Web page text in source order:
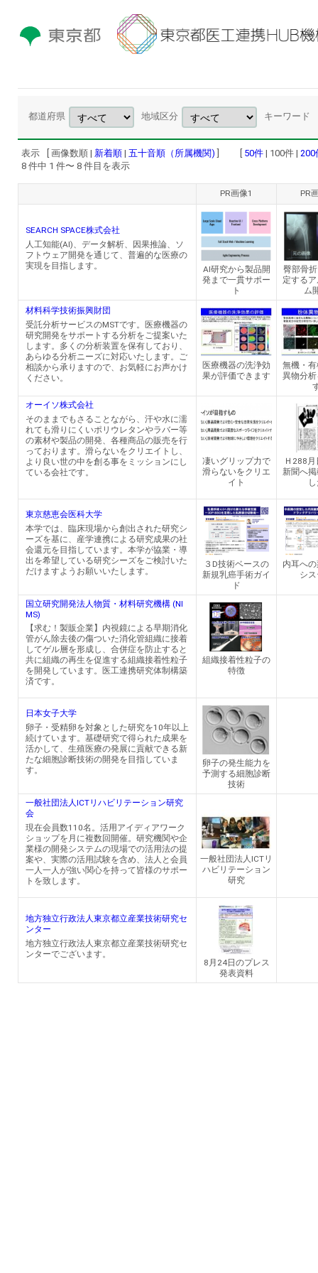
都道府県 地域区分 キーワード
表示 [ 画像数順 | 新着順 | 五十音順（所属機関) 50件 | 100件 | 200
8 件中 1 件〜 8 件目を表示
PR画像1 PR
SEARCH SPACE株式会社
人工知能(AI)、データ解析、因果推論、ソ
フトウェア開発を通じて、普遍的な医療の
実現を目指します。
AI研究から製品開
発まで一貫サポー
ト
臀部骨
定する
ム
材料科学技術振興財団
受託分析サービスのMSTです。医療機器の
研究開発をサポートする分析をご提案いた
します。多くの分析装置を保有しており、
あらゆる分析ニーズに対応いたします。ご
相談から承りますので、お気軽にお声かけ
ください。
医療機器の洗浄効
果が評価できます
無機・
異物分
オーイソ株式会社
そのままでもさることながら、汗や水に濡
れても滑りにくいポリウレタンやラバー等
の素材や製品の開発、各種商品の販売を行
っております。滑らないをクリエイトし、
より良い世の中を創る事をミッションにし
ている会社です。
凄いグリップ力で
滑らないをクリエ
イト
Ｈ288
新聞へ
東京慈恵会医科大学
本学では、臨床現場から創出された研究シ
ーズを基に、産学連携による研究成果の社
会還元を目指しています。本学が協業・導
出を希望している研究シーズをご検討いた
だけますようお願いいたします。
３D技術ベースの
新規乳癌手術ガイ
ド
内耳へ
シ
国立研究開発法人物質・材料研究機構 (NI
MS)
【求む！製販企業】内視鏡による早期消化
管がん除去後の傷ついた消化管組織に接着
してゲル層を形成し、合併症を防止すると
共に組織の再生を促進する組織接着性粒子
を開発しています。医工連携研究体制構築
済です。
組織接着性粒子の
特徴
日本女子大学
卵子・受精卵を対象とした研究を10年以上
続けています。基礎研究で得られた成果を
活かして、生殖医療の発展に貢献できる新
たな細胞診断技術の開発を目指していま
す。
卵子の発生能力を
予測する細胞診断
技術
一般社団法人ICTリハビリテーション研究
会
現在会員数110名。活用アイディアワーク
ショップを月に複数回開催。研究機関や企
業様の開発システムの現場での活用法の提
案や、実際の活用試験を含め、法人と会員
一人一人が強い関心を持って皆様のサポー
トを致します。
一般社団法人ICTリ
ハビリテーション
研究
地方独立行政法人東京都立産業技術研究セ
ンター
地方独立行政法人東京都立産業技術研究セ
ンターでございます。
8月24日のプレス
発表資料